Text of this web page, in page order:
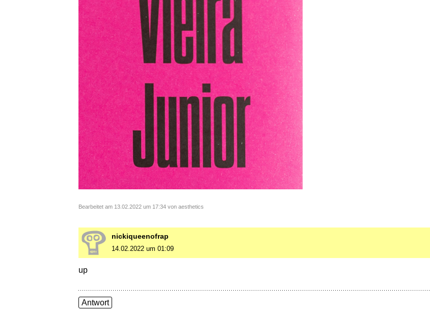
Bearbeitet am 13.02.2022 um 17:34 von aesthetics
nickiqueenofrap
14.02.2022 um 01:09
up
Antwort